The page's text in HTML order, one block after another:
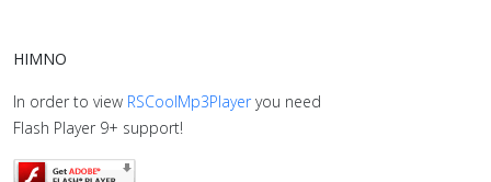
HIMNO
In order to view RSCoolMp3Playeryou need
Flash Player 9+ support!